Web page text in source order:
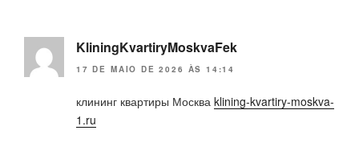
KliningKvartiryMoskvaFek
17 DE MAIO DE 2026 ÀS 14:14
клининг квартиры Москва klining-kvartiry-moskva-
1.ru